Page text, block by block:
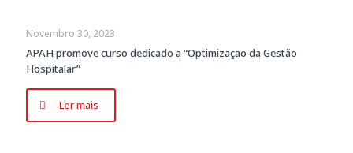
Novembro 30, 2023
APAH promove curso dedicado a “Optimizaçao da Gestão
Hospitalar”
Ler mais